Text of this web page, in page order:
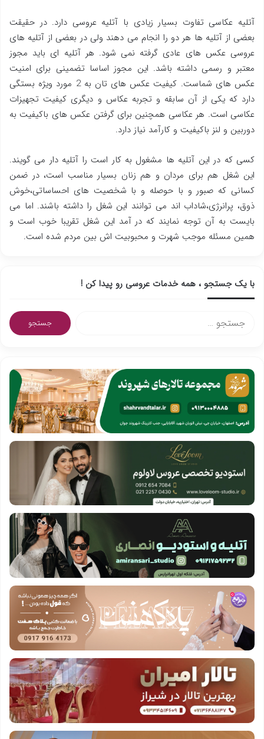
آتلیه عکاسی تفاوت بسیار زیادی با آتلیه عروسی دارد. در حقیقت
بعضی از آتلیه ها هر دو را انجام می دهند ولی در بعضی از آتلیه های
عروسی عکس های عادی گرفته نمی شود. هر آتلیه ای باید مجوز
معتبر و رسمی داشته باشد. این مجوز اساسا تضمینی برای امنیت
عکس های شماست. کیفیت عکس های تان به 2 مورد ویژه بستگی
دارد که یکی از آن سابقه و تجربه عکاس و دیگری کیفیت تجهیزات
عکاسی است. هر عکاسی همچنین برای گرفتن عکس های باکیفیت به
دوربین و لنز باکیفیت و کارآمد نیاز دارد.
کسی که در این آتلیه ها مشغول به کار است را آتلیه دار می گویند.
این شغل هم برای مردان و هم زنان بسیار مناسب است، در ضمن
کسانی که صبور و با حوصله و با شخصیت های احساساتی،خوش
ذوق، پرانرژی،شاداب اند می توانند این شغل را داشته باشند. اما می
بایست به آن توجه نمایند که در آمد این شغل تقریبا خوب است و
همین مسئله موجب شهرت و محبوبیت اش بین مردم شده است.
با یک جستجو ، همه خدمات عروسی رو پیدا کن !
ج
ج
و
ب
ر
ا
ی
: